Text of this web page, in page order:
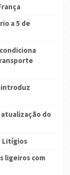
a 5 de
atualização do
Litígios
ligeiros com